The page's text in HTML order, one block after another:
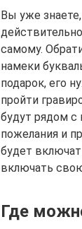
Вы уже
самому.
намеки
подарок, его
пройти
будут рядом с
пожелания и
будет
включать
Где